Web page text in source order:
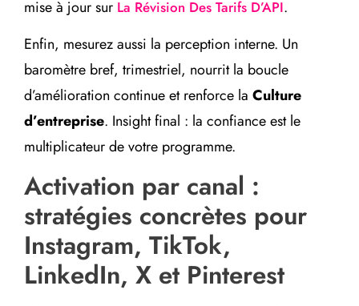
mise à jour sur La Révision Des Tarifs D’API.
Enfin, mesurez aussi la perception interne. Un
baromètre bref, trimestriel, nourrit la boucle
d’amélioration continue et renforce la Culture
d’entreprise. Insight final : la confiance est le
multiplicateur de votre programme.
Activation par canal :
stratégies concrètes pour
Instagram, TikTok,
LinkedIn, X et Pinterest